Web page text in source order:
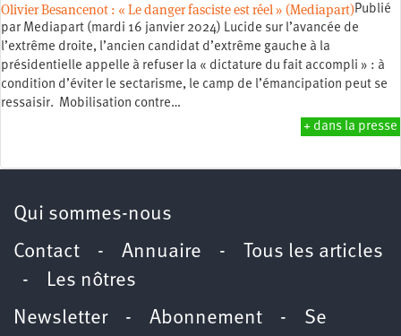
Olivier Besancenot : « Le danger fasciste est réel » (Mediapart)Publié
par Mediapart (mardi 16 janvier 2024) Lucide sur l’avancée de
l’extrême droite, l’ancien candidat d’extrême gauche à la
présidentielle appelle à refuser la « dictature du fait accompli » : à
condition d’éviter le sectarisme, le camp de l’émancipation peut se
ressaisir. Mobilisation contre…
+ dans la presse
Qui sommes-nous
Contact - Annuaire -
Tous les articles
- Les nôtres
Newsletter- Abonnement - Se